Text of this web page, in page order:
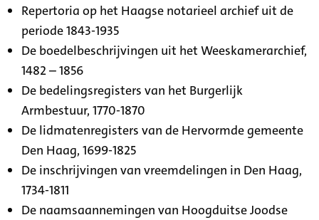
Repertoria op het Haagse notarieel archief uit de
periode 1843-1935
De boedelbeschrijvingen uit het Weeskamerarchief,
1482 – 1856
De bedelingsregisters van het Burgerlijk
Armbestuur, 1770-1870
De lidmatenregisters van de Hervormde gemeente
Den Haag, 1699-1825
De inschrijvingen van vreemdelingen in Den Haag,
1734-1811
De naamsaannemingen van Hoogduitse Joodse